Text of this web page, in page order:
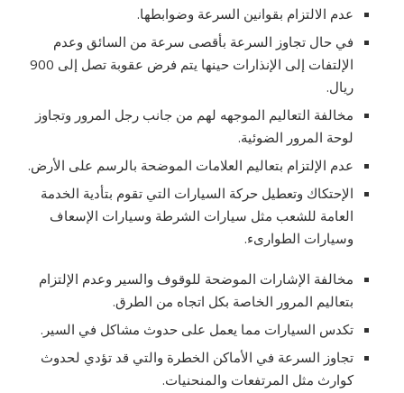
عدم الالتزام بقوانين السرعة وضوابطها.
في حال تجاوز السرعة بأقصى سرعة من السائق وعدم
الإلتفات إلى الإنذارات حينها يتم فرض عقوبة تصل إلى 900
ريال.
مخالفة التعاليم الموجهه لهم من جانب رجل المرور وتجاوز
لوحة المرور الضوئية.
عدم الإلتزام بتعاليم العلامات الموضحة بالرسم على الأرض.
الإحتكاك وتعطيل حركة السيارات التي تقوم بتأدية الخدمة
العامة للشعب مثل سيارات الشرطة وسيارات الإسعاف
وسيارات الطوارىء.
مخالفة الإشارات الموضحة للوقوف والسير وعدم الإلتزام
بتعاليم المرور الخاصة بكل اتجاه من الطرق.
تكدس السيارات مما يعمل على حدوث مشاكل في السير.
تجاوز السرعة في الأماكن الخطرة والتي قد تؤدي لحدوث
كوارث مثل المرتفعات والمنحنيات.